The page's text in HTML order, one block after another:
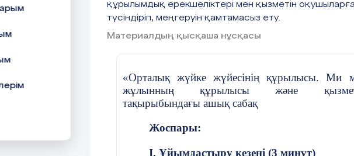
құрылымдық ерекшеліктері мен қызметін
түсіндіріп, меңгеруін қамтамасыз ету.
Материалдың қысқаша нұсқасы
«Орталық жүйке жүйесінің құрылысы. Ми
жұлынның құрылысы және
тақырыбындағы ашық сабақ
Жоспары:
I. Ұйымдастыру кезеңі (3 минут)